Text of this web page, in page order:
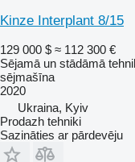
Kinze Interplant 8/15
129 000 $ ≈ 112 300 €
Sējamā un stādāmā
sējmašīna
2020
Ukraina, Kyiv
Prodazh tehniki
Sazināties ar pārdevēju